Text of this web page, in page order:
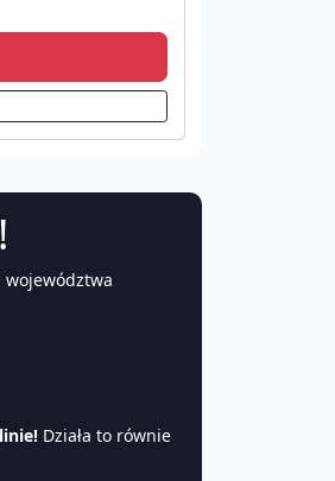
województwa
Działa to równie